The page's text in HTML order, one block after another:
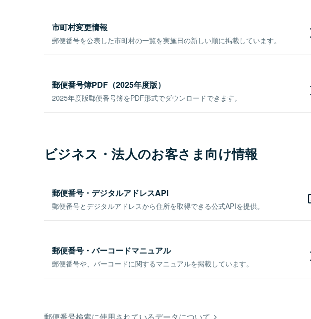
市町村変更情報
郵便番号を公表した市町村の一覧を実施日の新しい順に掲載しています。
郵便番号簿PDF（2025年度版）
2025年度版郵便番号簿をPDF形式でダウンロードできます。
ビジネス・法人のお客さま向け情報
郵便番号・デジタルアドレスAPI
郵便番号とデジタルアドレスから住所を取得できる公式APIを提供。
郵便番号・バーコードマニュアル
郵便番号や、バーコードに関するマニュアルを掲載しています。